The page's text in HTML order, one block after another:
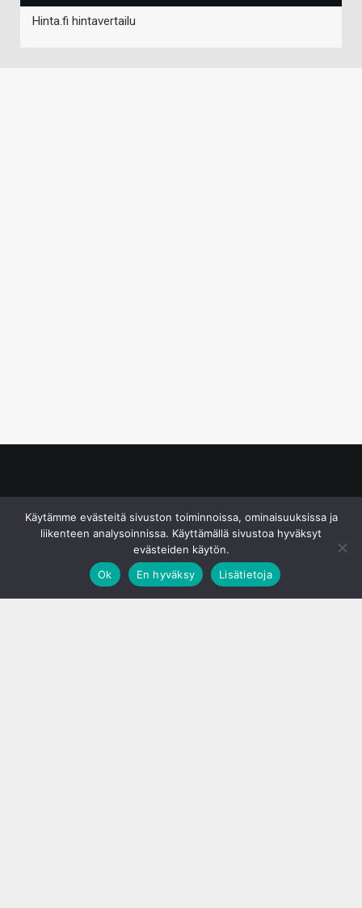
Hinta.fi hintavertailu
Käytämme evästeitä sivuston toiminnoissa, ominaisuuksissa ja
liikenteen analysoinnissa. Käyttämällä sivustoa hyväksyt
evästeiden käytön.
Ok
En hyväksy Lisätietoja